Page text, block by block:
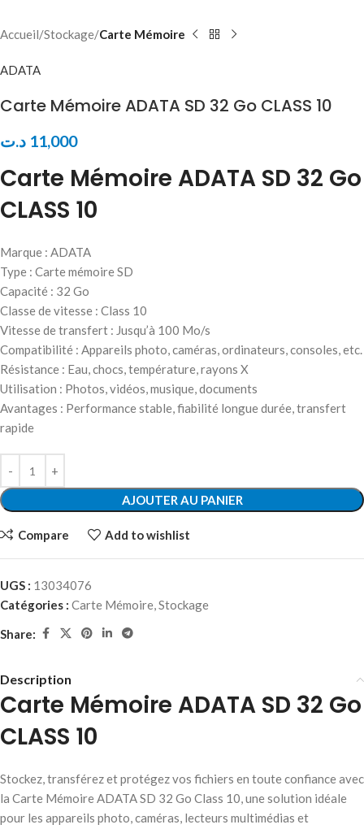
Accueil Stockage Carte Mémoire
ADATA
Carte Mémoire ADATA SD 32 Go CLASS 10
11,000 د.ت
Carte Mémoire ADATA SD 32 Go
CLASS 10
Marque : ADATA
Type : Carte mémoire SD
Capacité : 32 Go
Classe de vitesse : Class 10
Vitesse de transfert : Jusqu’à 100 Mo/s
Compatibilité : Appareils photo, caméras, ordinateurs, consoles, etc.
Résistance : Eau, chocs, température, rayons X
Utilisation : Photos, vidéos, musique, documents
Avantages : Performance stable, fiabilité longue durée, transfert
rapide
AJOUTER AU PANIER
Compare Add to wishlist
UGS : 13034076
Catégories : Carte Mémoire,Stockage
Share:
Description
Carte Mémoire ADATA SD 32 Go
CLASS 10
Stockez, transférez et protégez vos fichiers en toute confiance avec
la Carte Mémoire ADATA SD 32 Go Class 10, une solution idéale
pour les appareils photo, caméras, lecteurs multimédias et